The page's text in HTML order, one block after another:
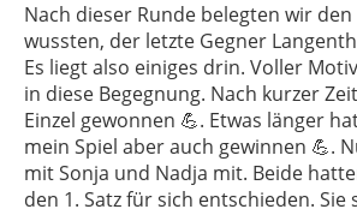
Nach dieser Runde belegten wir den
wussten, der letzte Gegner
Es liegt also einiges drin. Voller
in diese Begegnung. Nach kurzer
Einzel gewonnen 💪. Etwas länger
mein Spiel aber auch gewinnen 💪.
mit Sonja und Nadja mit. Beide
den 1. Satz für sich entschieden.